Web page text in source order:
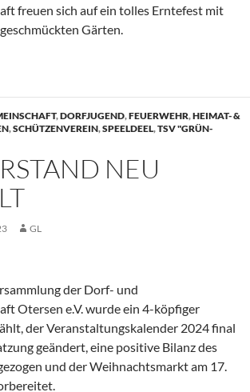
freuen sich auf ein tolles Erntefest mit
Gärten.
,DORFJUGEND,FEUERWEHR,HEIMAT- &
,SCHÜTZENVEREIN,SPEELDEEL,TSV "GRÜN-
NEU
GL
der Dorf- und
Otersen e.V. wurde ein 4-köpfiger
der Veranstaltungskalender 2024 final
geändert, eine positive Bilanz des
und der Weihnachtsmarkt am 17.